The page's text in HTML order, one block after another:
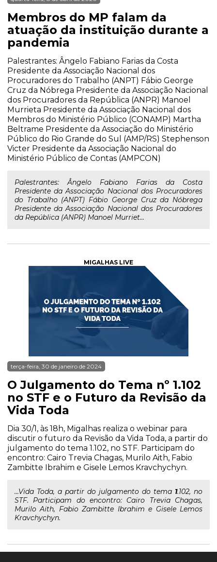
Membros do MP falam da
atuação da instituição durante a
pandemia
Palestrantes: Ângelo Fabiano Farias da Costa
Presidente da Associação Nacional dos
Procuradores do Trabalho (ANPT) Fábio George
Cruz da Nóbrega Presidente da Associação Nacional
dos Procuradores da República (ANPR) Manoel
Murrieta Presidente da Associação Nacional dos
Membros do Ministério Público (CONAMP) Martha
Beltrame Presidente da Associação do Ministério
Público do Rio Grande do Sul (AMP/RS) Stephenson
Victer Presidente da Associação Nacional do
Ministério Público de Contas (AMPCON)
Palestrantes: Ângelo Fabiano Farias da Costa
Presidente da Associação Nacional dos Procuradores
do Trabalho (ANPT) Fábio George Cruz da Nóbrega
Presidente da Associação Nacional dos Procuradores
da República (ANPR) Manoel Murriet...
MIGALHAS LIVE
terça-feira, 30 de janeiro de 2024
O Julgamento do Tema nº 1.102
no STF e o Futuro da Revisão da
Vida Toda
Dia 30/1, às 18h, Migalhas realiza o webinar para
discutir o futuro da Revisão da Vida Toda, a partir do
julgamento do tema 1.102, no STF. Participam do
encontro: Cairo Trevia Chagas, Murilo Aith, Fabio
Zambitte Ibrahim e Gisele Lemos Kravchychyn.
...Vida Toda, a partir do julgamento do tema 1.102, no
STF. Participam do encontro: Cairo Trevia Chagas,
Murilo Aith, Fabio Zambitte Ibrahim e Gisele Lemos
Kravchychyn.